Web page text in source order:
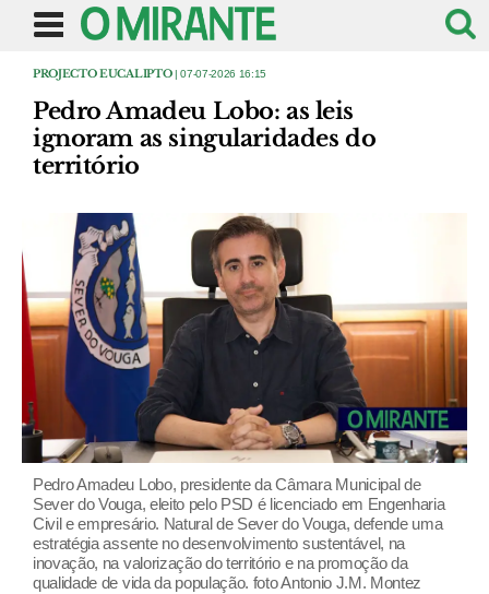
PROJECTO EUCALIPTO| 07-07-2026 16:15
Pedro Amadeu Lobo: as leis
ignoram as singularidades do
território
Pedro Amadeu Lobo, presidente da Câmara Municipal de
Sever do Vouga, eleito pelo PSD é licenciado em Engenharia
Civil e empresário. Natural de Sever do Vouga, defende uma
estratégia assente no desenvolvimento sustentável, na
inovação, na valorização do território e na promoção da
qualidade de vida da população. foto Antonio J.M. Montez